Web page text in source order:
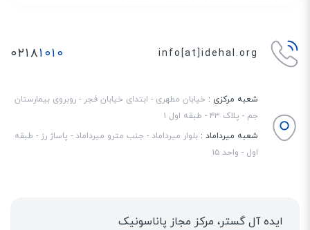
info[at]idehal.org ۰۲۱۸۱۰۱۰
شعبه مرکزی : خیابان مطهری - ابتدای خیابان فجر - روبروی بیمارستان
جم - پلاک ۴۳ - طبقه اول ۱
شعبه میرداماد : بلوار میرداماد - جنب مترو میرداماد - پاساژ رز - طبقه
اول - واحد ۱۵
ایده آل گستر، مرکز مجاز پاناسونیک